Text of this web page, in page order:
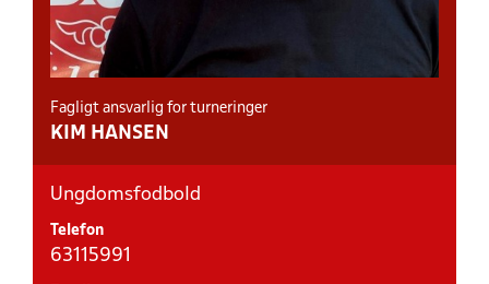
Fagligt ansvarlig for turneringer
KIM HANSEN
Ungdomsfodbold
Telefon
63115991